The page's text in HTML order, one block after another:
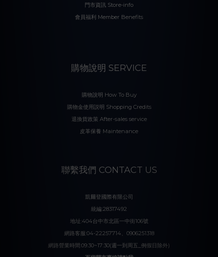
門市資訊 Store-info
會員福利 Member Benefits
購物說明 SERVICE
購物說明 How To Buy
購物金使用説明 Shopping Credits
退換貨政策 After-sales service
皮革保養 Maintenance
聯繫我們 CONTACT US
凱爾登國際有限公司
統編:28317492
地址:404台中市北區一中街106號
網路客服:04-22257714、0906251318
網路營業時間:09:30~17:30(週一到周五_例假日除外)